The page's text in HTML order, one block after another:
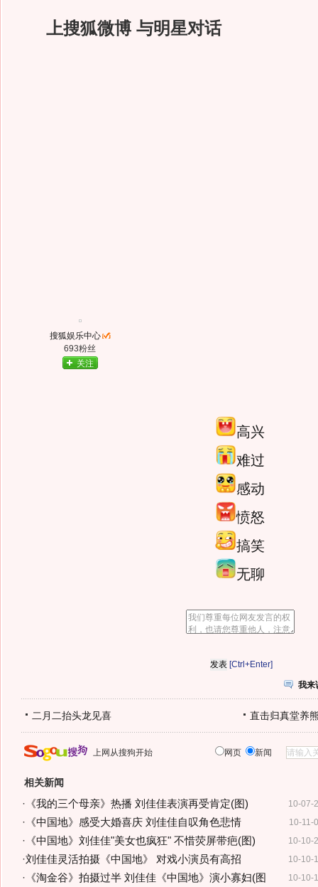
上搜狐微博 与明星对话
搜狐娱乐中心
693粉丝
关注
高兴
难过
感动
愤怒
搞笑
无聊
[Ctrl+Enter]
我来
二月二抬头龙见喜 直击归真堂养
上网从搜狗开始 网页 新闻
相关新闻
10-07-
· 《我的三个母亲》热播 刘佳佳表演再受肯定(图)
10-11-
· 《中国地》感受大婚喜庆 刘佳佳自叹角色悲情
10-10-
· 《中国地》刘佳佳"美女也疯狂" 不惜荧屏带疤(图)
10-10-
·刘佳佳灵活拍摄《中国地》 对戏小演员有高招
10-10-
· 《淘金谷》拍摄过半 刘佳佳《中国地》演小寡妇(图